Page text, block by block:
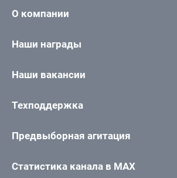
О компании
Наши награды
Наши вакансии
Техподдержка
Предвыборная агитация
Статистика канала в MAX